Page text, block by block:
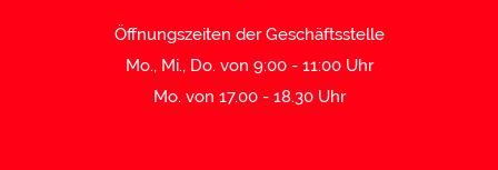
Öffnungszeiten der Geschäftsstelle
Mo., Mi., Do. von 9:00 - 11:00 Uhr
Mo. von 17.00 - 18.30 Uhr